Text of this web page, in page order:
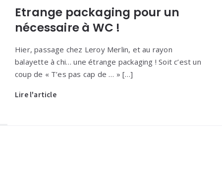
Etrange packaging pour un
nécessaire à WC !
Hier, passage chez Leroy Merlin, et au rayon
balayette à chi… une étrange packaging ! Soit c’est un
coup de « T’es pas cap de … » […]
Lire l'article